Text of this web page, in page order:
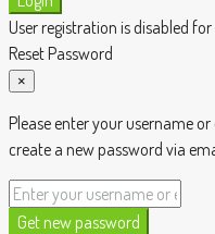
User registration is disabled
Reset Password
×
Please enter your username
create a new password via
Get new password